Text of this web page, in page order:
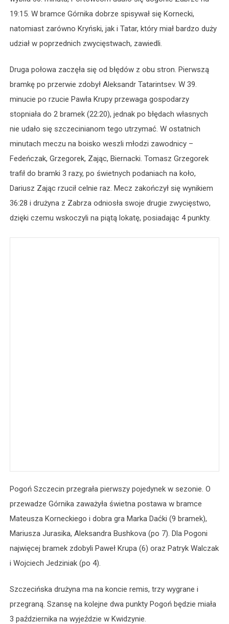
19:15. W bramce Górnika dobrze spisywał się Kornecki,
natomiast zarówno Kryński, jak i Tatar, który miał bardzo duży
udział w poprzednich zwycięstwach, zawiedli.
Druga połowa zaczęła się od błędów z obu stron. Pierwszą
bramkę po przerwie zdobył Aleksandr Tatarintsev. W 39.
minucie po rzucie Pawła Krupy przewaga gospodarzy
stopniała do 2 bramek (22:20), jednak po błędach własnych
nie udało się szczecinianom tego utrzymać. W ostatnich
minutach meczu na boisko weszli młodzi zawodnicy –
Fedeńczak, Grzegorek, Zając, Biernacki. Tomasz Grzegorek
trafił do bramki 3 razy, po świetnych podaniach na koło,
Dariusz Zając rzucił celnie raz. Mecz zakończył się wynikiem
36:28 i drużyna z Zabrza odniosła swoje drugie zwycięstwo,
dzięki czemu wskoczyli na piątą lokatę, posiadając 4 punkty.
Pogoń Szczecin przegrała pierwszy pojedynek w sezonie. O
przewadze Górnika zaważyła świetna postawa w bramce
Mateusza Korneckiego i dobra gra Marka Daćki (9 bramek),
Mariusza Jurasika, Aleksandra Bushkova (po 7). Dla Pogoni
najwięcej bramek zdobyli Paweł Krupa (6) oraz Patryk Walczak
i Wojciech Jedziniak (po 4).
Szczecińska drużyna ma na koncie remis, trzy wygrane i
przegraną. Szansę na kolejne dwa punkty Pogoń będzie miała
3 października na wyjeździe w Kwidzynie.